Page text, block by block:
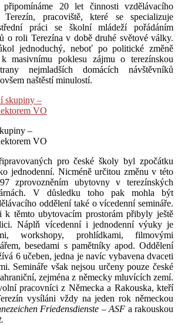
20 let činnosti vzdělávacího
Terezín, pracoviště, které se specializuje
práci se školní mládeží pořádáním
o roli Terezína v době druhé světové války.
jednoduchý, neboť po politické změně
masivnímu poklesu zájmu o terezínskou
nejmladších domácích návštěvníků
naštěstí minulostí.
–
VO
pro české školy byl zpočátku
jednodenní. Nicméně určitou změnu v této
zprovozněním ubytovny v terezínských
V důsledku toho pak mohla být
oddělení také o vícedenní semináře.
těmto ubytovacím prostorám přibyly ještě
Náplň vícedenní i jednodenní výuky je
workshopy, prohlídkami, filmovými
besedami s pamětníky apod. Oddělení
6 učeben, jedna je navíc vybavena dvaceti
Semináře však nejsou určeny pouze české
zejména z německy mluvících zemí.
pracovníci z Německa a Rakouska, kteří
vysíláni vždy na jeden rok německou
Friedensdienste – ASF a rakouskou